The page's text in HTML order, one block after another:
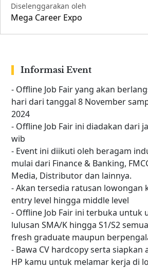
Diselenggarakan oleh
Mega Career Expo
Informasi Event
- Offline Job Fair yang akan
hari dari tanggal 8 November
2024
- Offline Job Fair ini diadakan dari
wib
- Event ini diikuti oleh beragam
mulai dari Finance & Banking,
Media, Distributor dan lainnya.
- Akan tersedia ratusan lowongan
entry level hingga middle level
- Offline Job Fair ini terbuka untuk
lulusan SMA/K hingga S1/S2
fresh graduate maupun
- Bawa CV hardcopy serta siapkan
HP kamu untuk melamar kerja di